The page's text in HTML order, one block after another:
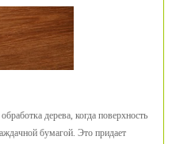
дерева, когда поверхность
бумагой. Это придает